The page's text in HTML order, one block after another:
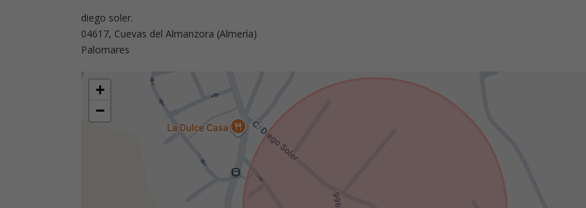
diego soler.
04617, Cuevas del Almanzora (Almería)
Palomares
+
−